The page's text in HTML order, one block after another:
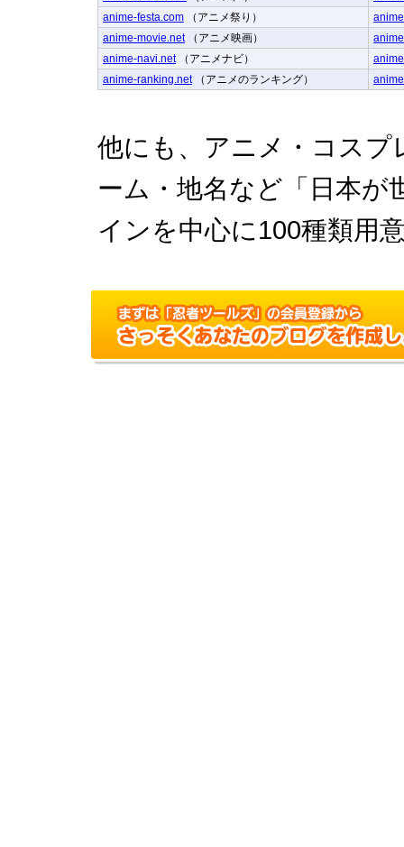
anime-festa.com （アニメ祭り）
anime-movie.net（アニメ映画）
anime-navi.net（アニメナビ）
anime-ranking.net（アニメのランキング）
他にも、アニメ・コスプ
ーム・地名など「日本が
インを中心に100種類用